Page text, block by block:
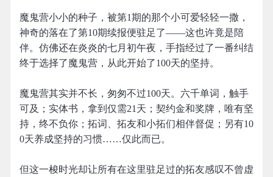
魔鬼营小小的种子，被第1期的那个小可爱轻轻一撒，
神奇的落在了第10期续报便驻足了——这也许竟是陪
伴。仿佛还在炎炎的七月初午夜，手指经过了一番纠结
终于选择了魔鬼营，从此开始了100天的坚持。
魔鬼营其实并不长，匆匆不过100天。六千单词，触手
可及；实体书，拿到仅需21天；契约金和奖牌，唯有坚
持，终不负你；拓词、拓友和小拓们相伴督促；另有10
0天养成坚持的习惯……仅此而已。
但这一梭时光却让所有在这里驻足过的拓友感叹不曾虚